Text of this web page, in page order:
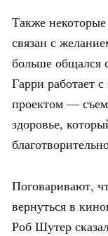
Также
связан с
больше общался
Гарри работает
проектом —
здоровье,
Поговаривают,
вернуться в
Роб Шутер